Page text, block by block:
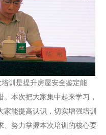
训是提升房屋安全鉴定能
本次把大家集中起来学习，
能提高认识，切实增强培训
、努力掌握本次培训的核心要